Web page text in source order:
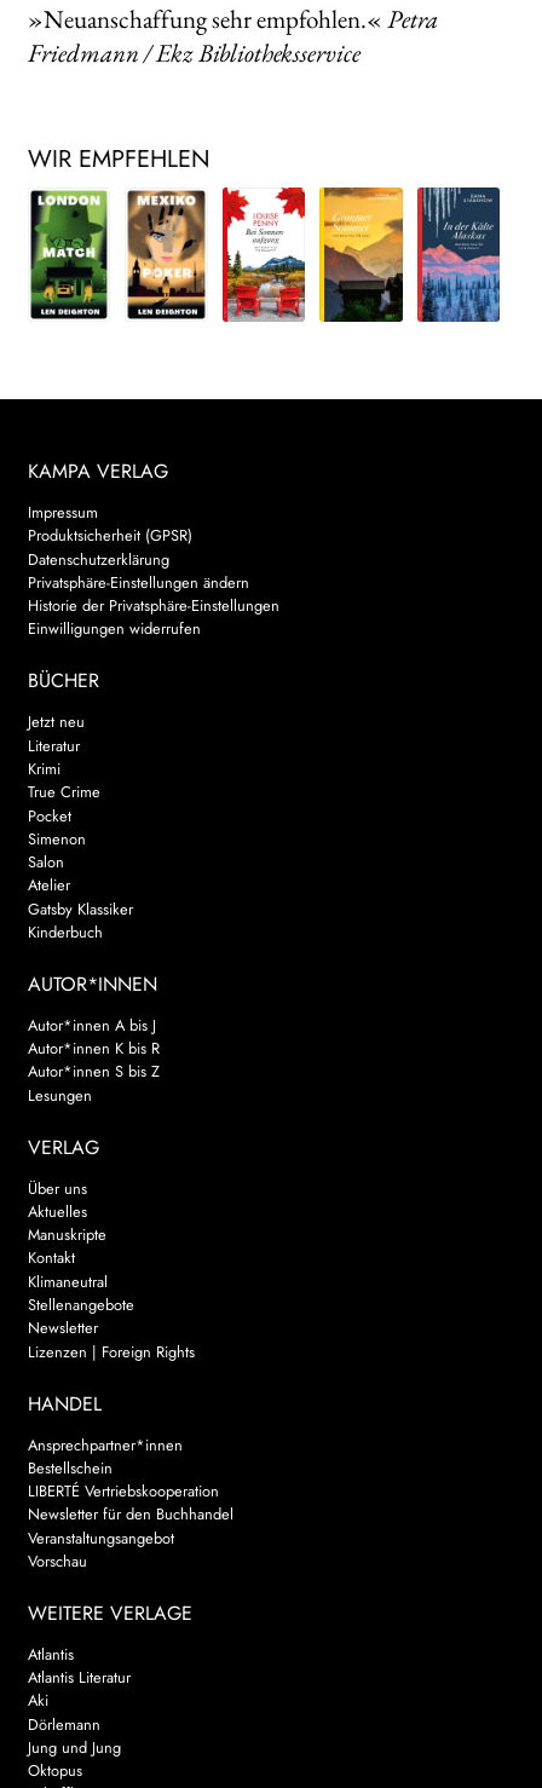
»Neuanschaffung sehr empfohlen.« Petra
Friedmann / Ekz Bibliotheksservice
WIR EMPFEHLEN
KAMPA VERLAG
Impressum
Produktsicherheit (GPSR)
Datenschutzerklärung
Privatsphäre-Einstellungen ändern
Historie der Privatsphäre-Einstellungen
Einwilligungen widerrufen
BÜCHER
Jetzt neu
Literatur
Krimi
True Crime
Pocket
Simenon
Salon
Atelier
Gatsby Klassiker
Kinderbuch
AUTOR*INNEN
Autor*innen A bis J
Autor*innen K bis R
Autor*innen S bis Z
Lesungen
VERLAG
Über uns
Aktuelles
Manuskripte
Kontakt
Klimaneutral
Stellenangebote
Newsletter
Lizenzen | Foreign Rights
HANDEL
Ansprechpartner*innen
Bestellschein
LIBERTÉ Vertriebskooperation
Newsletter für den Buchhandel
Veranstaltungsangebot
Vorschau
WEITERE VERLAGE
Atlantis
Atlantis Literatur
Aki
Dörlemann
Jung und Jung
Oktopus